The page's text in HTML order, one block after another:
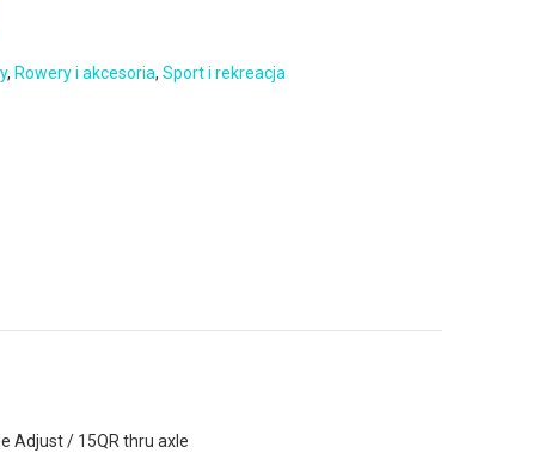
, Rowery i akcesoria,Sport i rekreacja
Adjust / 15QR thru axle